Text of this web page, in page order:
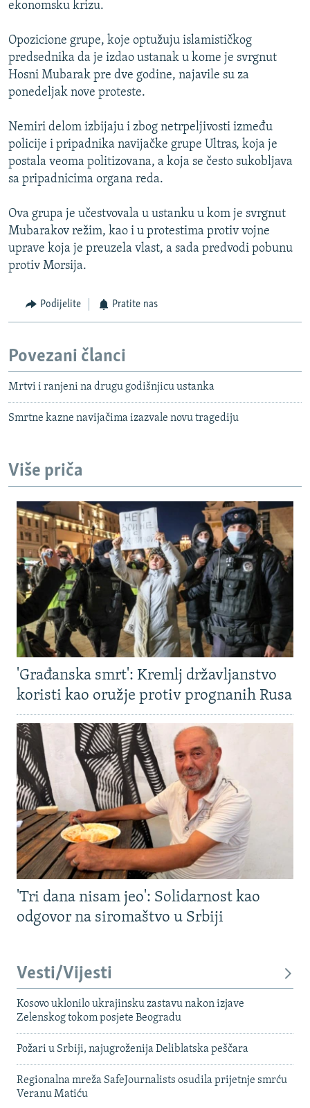
ekonomsku krizu.
Opozicione grupe, koje optužuju islamističkog
predsednika da je izdao ustanak u kome je svrgnut
Hosni Mubarak pre dve godine, najavile su za
ponedeljak nove proteste.
Nemiri delom izbijaju i zbog netrpeljivosti između
policije i pripadnika navijačke grupe Ultras, koja je
postala veoma politizovana, a koja se često sukobljava
sa pripadnicima organa reda.
Ova grupa je učestvovala u ustanku u kom je svrgnut
Mubarakov režim, kao i u protestima protiv vojne
uprave koja je preuzela vlast, a sada predvodi pobunu
protiv Morsija.
Podijelite Pratite nas
Povezani članci
Mrtvi i ranjeni na drugu godišnjicu ustanka
Smrtne kazne navijačima izazvale novu tragediju
Više priča
'Građanska smrt': Kremlj državljanstvo
koristi kao oružje protiv prognanih Rusa
'Tri dana nisam jeo': Solidarnost kao
odgovor na siromaštvo u Srbiji
Vesti/Vijesti
Kosovo uklonilo ukrajinsku zastavu nakon izjave
Zelenskog tokom posjete Beogradu
Požari u Srbiji, najugroženija Deliblatska peščara
Regionalna mreža SafeJournalists osudila prijetnje smrću
Veranu Matiću